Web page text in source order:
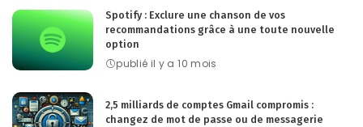
Spotify : Exclure une chanson de vos
recommandations grâce à une toute nouvelle
option
publié il y a 10 mois
2,5 milliards de comptes Gmail compromis :
changez de mot de passe ou de messagerie